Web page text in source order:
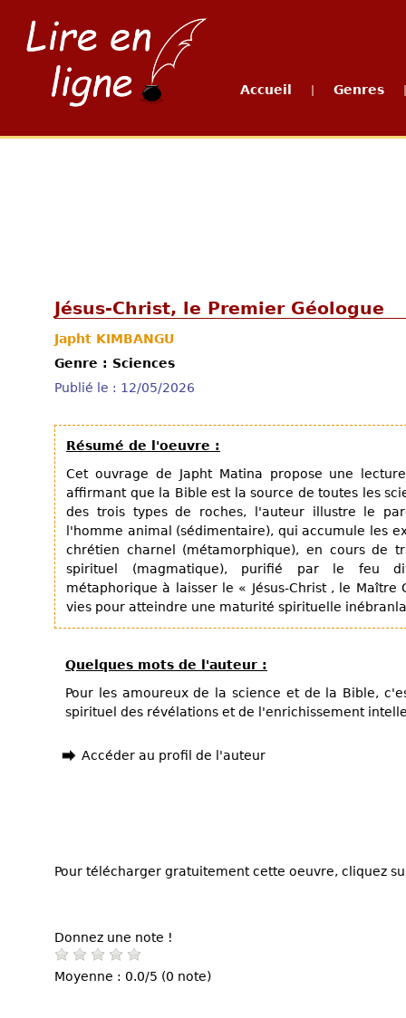
Accueil Genres
Jésus-Christ, le Premier Géologue
Japht KIMBANGU
Genre : Sciences
Publié le : 12/05/2026
Résumé de l'oeuvre :
Cet ouvrage de Japht Matina propose une
affirmant que la Bible est la source de toutes les
des trois types de roches, l'auteur illustre le
l'homme animal (sédimentaire), qui accumule les
chrétien charnel (métamorphique), en cours de
spirituel (magmatique), purifié par le feu
métaphorique à laisser le « Jésus-Christ , le Maître
vies pour atteindre une maturité spirituelle
Quelques mots de l'auteur :
Pour les amoureux de la science et de la Bible,
spirituel des révélations et de l'enrichissement
Accéder au profil de l'auteur
Pour télécharger gratuitement cette oeuvre, cliquez
Donnez une note !
Moyenne : 0.0/5 (0 note)